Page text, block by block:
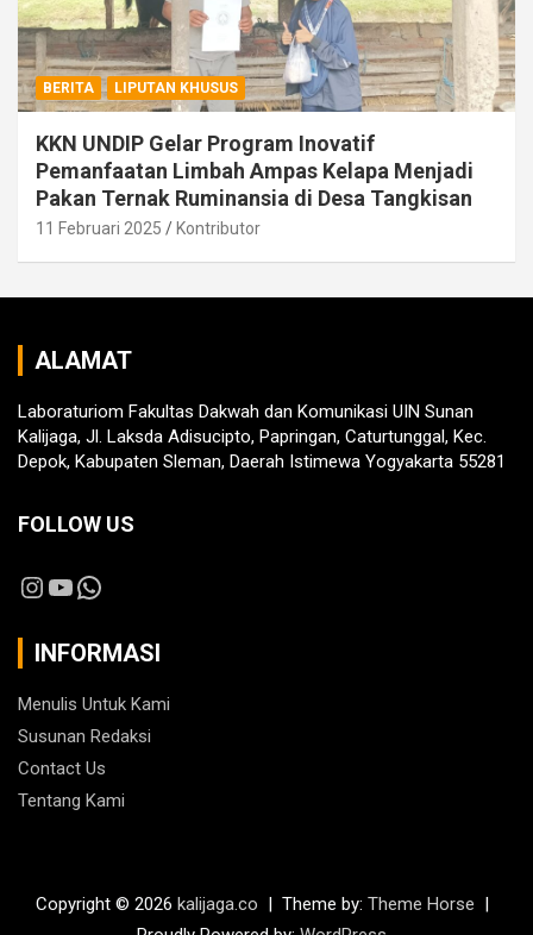
BERITA LIPUTAN KHUSUS
KKN UNDIP Gelar Program Inovatif
Pemanfaatan Limbah Ampas Kelapa Menjadi
Pakan Ternak Ruminansia di Desa Tangkisan
11 Februari 2025 Kontributor
ALAMAT
Laboraturiom Fakultas Dakwah dan Komunikasi UIN Sunan
Kalijaga, Jl. Laksda Adisucipto, Papringan, Caturtunggal, Kec.
Depok, Kabupaten Sleman, Daerah Istimewa Yogyakarta 55281
FOLLOW US
Instagram
YouTube
WhatsApp
INFORMASI
Menulis Untuk Kami
Susunan Redaksi
Contact Us
Tentang Kami
Copyright © 2026 kalijaga.co Theme by: Theme Horse